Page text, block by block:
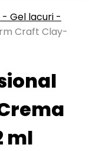
Gel lacuri -
Craft Clay-
ml